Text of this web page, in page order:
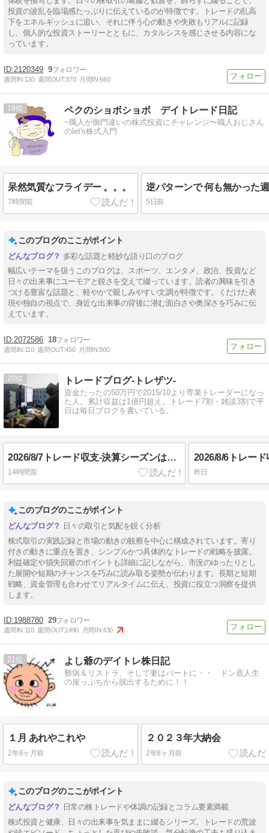
投資の波乱を臨場感たっぷりに伝えているのが特徴です。トレードの乱高
下をエネルギッシュに追い、それに伴う心の動きや失敗もリアルに記録
し、個人的な投資ストーリーとともに、カタルシスを感じさせる内容にな
っています。
2120349 9
週間IN:130 週間OUT:370 月間IN:660
19 ペクのショボショボ デイトレード日記
~職人が御門違いの株式投資にチャレンジ〜職人おじさん
のlet's株式入門
呆然気質なフライデー 。。。
7時間前 5日前
このブログのここがポイント
多彩な話題と軽妙な語り口のブログ
幅広いテーマを扱うこのブログは、スポーツ、エンタメ、政治、投資など
日々の出来事にユーモアと鋭さを交えて綴っています。読者の興味を引き
つける豊富な話題と、軽やかで親しみやすい文調が特徴です。くだけた表
現や独自の視点で、身近な出来事の背後に潜む面白さや奥深さを巧みに伝
えています。
2072586 18
週間IN:110 週間OUT:450 月間IN:500
20 トレードブログ-トレザツ-
資金たったの50万円で2015/10より専業トレーダーになっ
た人。累計収益は1億円超え。トレード7割・雑談3割で平
日は毎日ブログを書いている。
2026/8/7トレード収支-決算シーズンはゆるく見守る-
14時間前 昨日
このブログのここがポイント
日々の取引と気配を鋭く分析
株式取引の実践記録と市場の動きの観察を中心に構成されています。寄り
付きの動きに重点を置き、シンプルかつ具体的なトレードの戦略を披露。
利益確定や損失回避のポイントも詳細に記しながら、市況のゆったりとし
た展開や短期のチャンスを巧みに読み取る姿勢が伝わります。長期と短期
戦略、資金管理も合わせてリアルタイムに伝え、投資に役立つ洞察を提供
します。
1988780 29
週間IN:110 週間OUT:1490 月間IN:430
21 よし爺のデイトレ株日記
難病＆リストラ、そして妻はパートに・・ ドン底人生
の崖っぷちから脱出するために！！
１月 あれやこれや
2年6ヶ月前
２０２３年大納会
2年8ヶ月前
このブログのここがポイント
日常の株トレードや体調の記録とコラム要素満載
株式投資と健康、日々の出来事を気ままに綴るシリーズ。トレードの荒波